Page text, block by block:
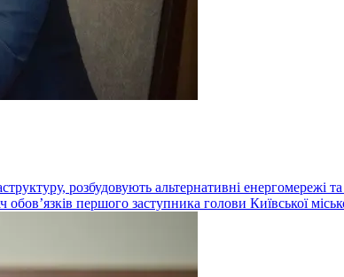
розбудовують альтернативні енергомережі та
першого заступника голови Київської